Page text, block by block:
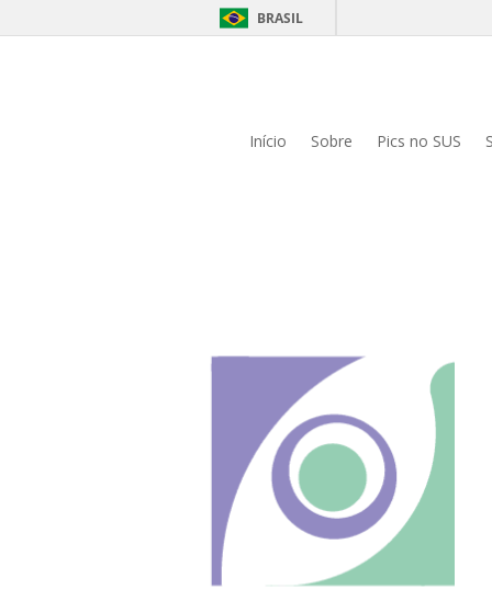
BRASIL
Início Sobre Pics no SUS